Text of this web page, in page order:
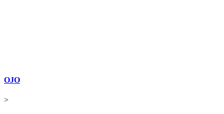
OJO
>